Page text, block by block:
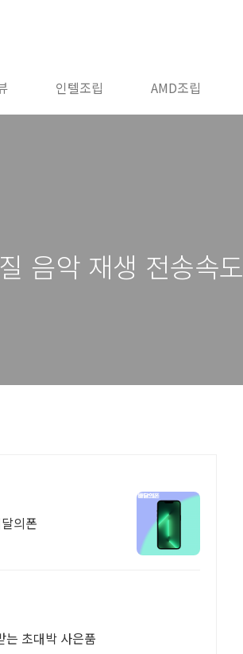
인텔조립 AMD조립
음악 재생 전송속도
의폰
는 초대박 사은품